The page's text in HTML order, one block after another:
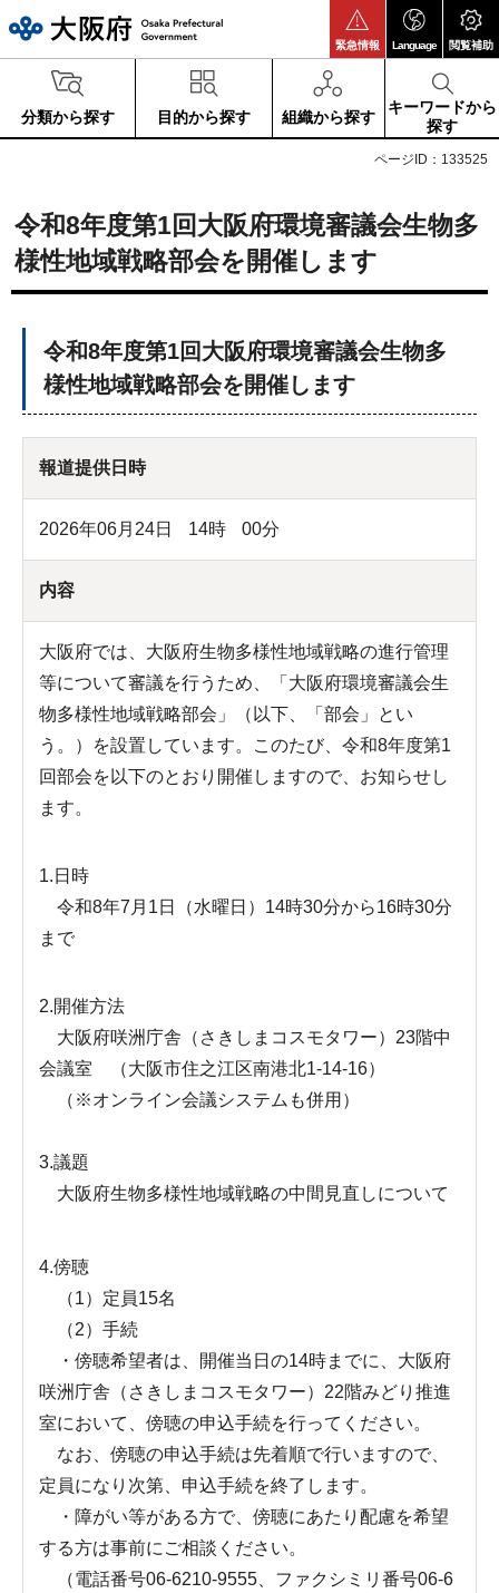
緊急情報 Language 閲覧補助
分類から探す 目的から探す 組織から探す
キーワードから
探す
ページID：133525
令和8年度第1回大阪府環境審議会生物多
様性地域戦略部会を開催します
令和8年度第1回大阪府環境審議会生物多
様性地域戦略部会を開催します
報道提供日時
2026年06月24日 14時 00分
内容
大阪府では、大阪府生物多様性地域戦略の進行管理
等について審議を行うため、「大阪府環境審議会生
物多様性地域戦略部会」（以下、「部会」とい
う。）を設置しています。このたび、令和8年度第1
回部会を以下のとおり開催しますので、お知らせし
ます。
1.日時
令和8年7月1日（水曜日）14時30分から16時30分
まで
2.開催方法
大阪府咲洲庁舎（さきしまコスモタワー）23階中
会議室 （大阪市住之江区南港北1-14-16）
（※オンライン会議システムも併用）
3.議題
大阪府生物多様性地域戦略の中間見直しについて
4.傍聴
（1）定員15名
（2）手続
・傍聴希望者は、開催当日の14時までに、大阪府
咲洲庁舎（さきしまコスモタワー）22階みどり推進
室において、傍聴の申込手続を行ってください。
なお、傍聴の申込手続は先着順で行いますので、
定員になり次第、申込手続を終了します。
・障がい等がある方で、傍聴にあたり配慮を希望
する方は事前にご相談ください。
（電話番号06-6210-9555、ファクシミリ番号06-6